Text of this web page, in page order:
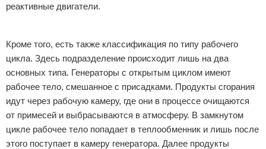
реактивные двигатели.
Кроме того, есть также классификация по типу рабочего
цикла. Здесь подразделение происходит лишь на два
основных типа. Генераторы с открытым циклом имеют
рабочее тело, смешанное с присадками. Продукты сгорания
идут через рабочую камеру, где они в процессе очищаются
от примесей и выбрасываются в атмосферу. В замкнутом
цикле рабочее тело попадает в теплообменник и лишь после
этого поступает в камеру генератора. Далее продукты